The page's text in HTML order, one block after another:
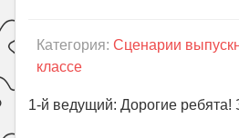
Категория:Сценарии
классе
1-й ведущий: Дорогие ребята!